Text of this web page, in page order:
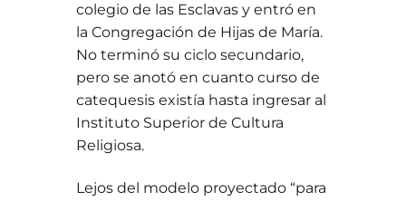
colegio de las Esclavas y entró en
la Congregación de Hijas de María.
No terminó su ciclo secundario,
pero se anotó en cuanto curso de
catequesis existía hasta ingresar al
Instituto Superior de Cultura
Religiosa.
Lejos del modelo proyectado “para